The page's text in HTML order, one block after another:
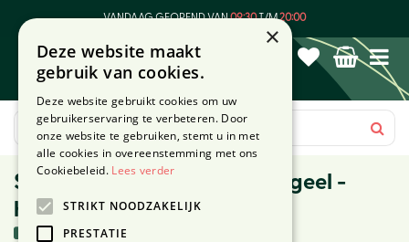
VANDAAG GEOPEND VAN09:30T/M20:00
Stompk rustiek honeycomb geel -
hoogte 10cm
16 stuks in voorraad
×
Deze website maakt
gebruik van cookies.
Deze website gebruikt cookies om uw
gebruikerservaring te verbeteren. Door
onze website te gebruiken, stemt u in met
alle cookies in overeenstemming met ons
Cookiebeleid. Lees verder
STRIKT NOODZAKELIJK
PRESTATIE